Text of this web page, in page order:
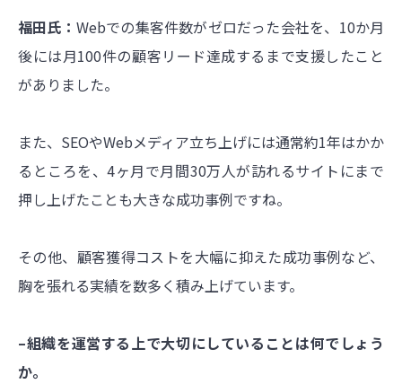
福田氏： Webでの集客件数がゼロだった会社を、10か月
後には月100件の顧客リード達成するまで支援したこと
がありました。
また、SEOやWebメディア立ち上げには通常約1年はかか
るところを、4ヶ月で月間30万人が訪れるサイトにまで
押し上げたことも大きな成功事例ですね。
その他、顧客獲得コストを大幅に抑えた成功事例など、
胸を張れる実績を数多く積み上げています。
–組織を運営する上で大切にしていることは何でしょう
か。